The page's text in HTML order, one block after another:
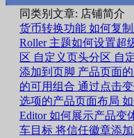
同类别文章: 店铺简介
货币转换功能 如何复
Roller 主题如何设置超
区 自定义页头分区 自
添加到页脚 产品页面
的可用组合 通过点击
选项的产品页面布局
Editor 如何展示产品变
车目标 将信任徽章添